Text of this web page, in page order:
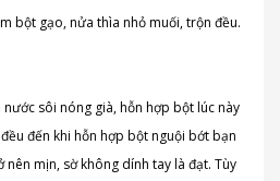
bột gạo, nửa thìa nhỏ muối, trộn đều.
sôi nóng già, hỗn hợp bột lúc này
đến khi hỗn hợp bột nguội bớt bạn
mịn, sờ không dính tay là đạt. Tùy